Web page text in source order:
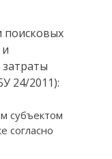
поисковых
24/2011):
субъектом
согласно